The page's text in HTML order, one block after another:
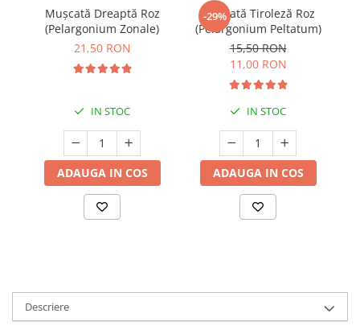
Mușcată Dreaptă Roz
(Pelargonium Zonale)
21,50 RON
IN STOC
ADAUGA IN COS
-29%
Mușcată Tiroleză Roz
(Pelargonium Peltatum)
15,50 RON
11,00 RON
IN STOC
ADAUGA IN COS
Descriere